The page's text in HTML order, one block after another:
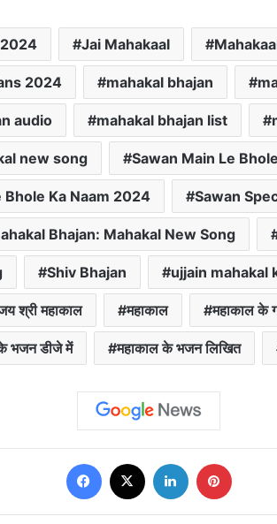
Jai Mahakaal
2024 mahakal bhajan
audio mahakal bhajan list
new song Sawan Main Le
Bhole Ka Naam 2024 Sawan
Bhajan: Mahakal New Song
Shiv Bhajan ujjain mahakal
श्री महाकाल महाकाल महाकाल के
भजन डीजे में महाकाल के भजन लिखित
Facebook LinkedIn